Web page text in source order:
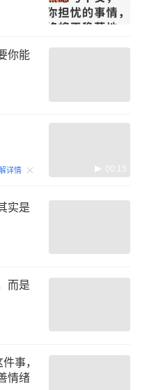
你能
详情 00:15
实是
而是
事，
情绪